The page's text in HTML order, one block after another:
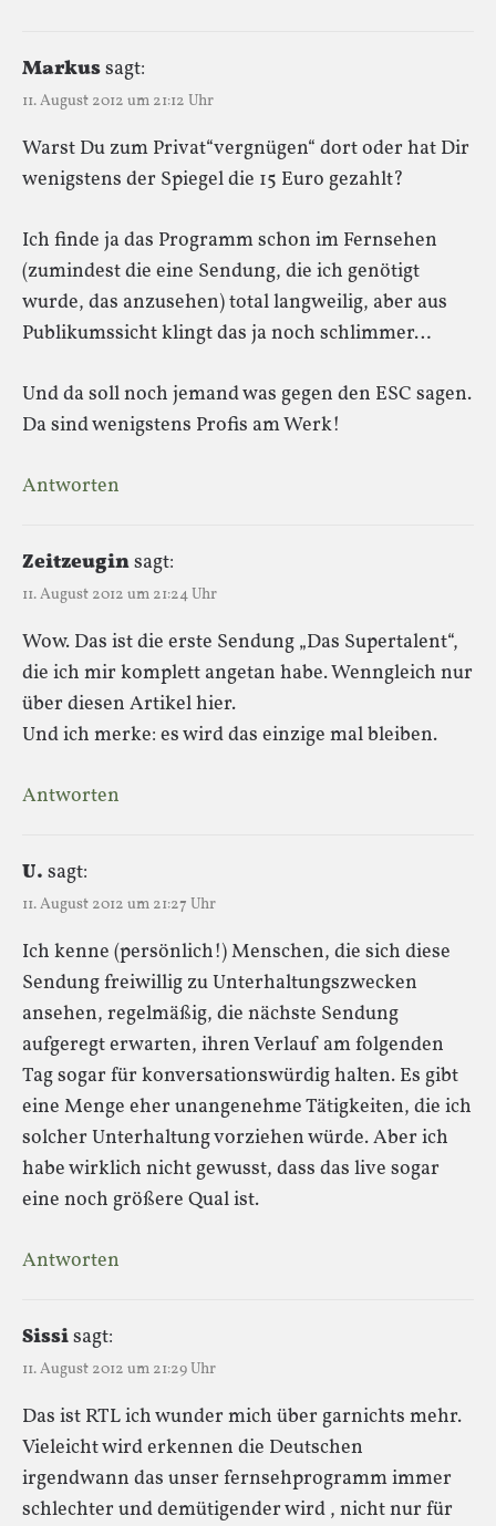
Markussagt:
11. August 2012 um 21:12 Uhr
Warst Du zum Privat“vergnügen“ dort oder hat Dir
wenigstens der Spiegel die 15 Euro gezahlt?
Ich finde ja das Programm schon im Fernsehen
(zumindest die eine Sendung, die ich genötigt
wurde, das anzusehen) total langweilig, aber aus
Publikumssicht klingt das ja noch schlimmer…
Und da soll noch jemand was gegen den ESC sagen.
Da sind wenigstens Profis am Werk!
Antworten
Zeitzeuginsagt:
11. August 2012 um 21:24 Uhr
Wow. Das ist die erste Sendung „Das Supertalent“,
die ich mir komplett angetan habe. Wenngleich nur
über diesen Artikel hier.
Und ich merke: es wird das einzige mal bleiben.
Antworten
U. sagt:
11. August 2012 um 21:27 Uhr
Ich kenne (persönlich!) Menschen, die sich diese
Sendung freiwillig zu Unterhaltungszwecken
ansehen, regelmäßig, die nächste Sendung
aufgeregt erwarten, ihren Verlauf am folgenden
Tag sogar für konversationswürdig halten. Es gibt
eine Menge eher unangenehme Tätigkeiten, die ich
solcher Unterhaltung vorziehen würde. Aber ich
habe wirklich nicht gewusst, dass das live sogar
eine noch größere Qual ist.
Antworten
Sissisagt:
11. August 2012 um 21:29 Uhr
Das ist RTL ich wunder mich über garnichts mehr.
Vieleicht wird erkennen die Deutschen
irgendwann das unser fernsehprogramm immer
schlechter und demütigender wird , nicht nur für